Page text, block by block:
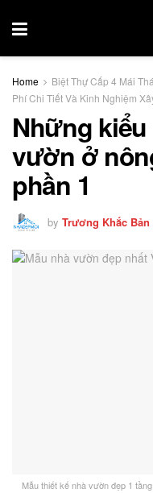
Home
Biệt Thự Cấp 4 Mái
Phí Chi Tiết Và Kinh Nghiệm
Những
vườn ở
phần 1
by Trương Khắc Bản
Mẫu thiết kế nhà vườn đẹp 1